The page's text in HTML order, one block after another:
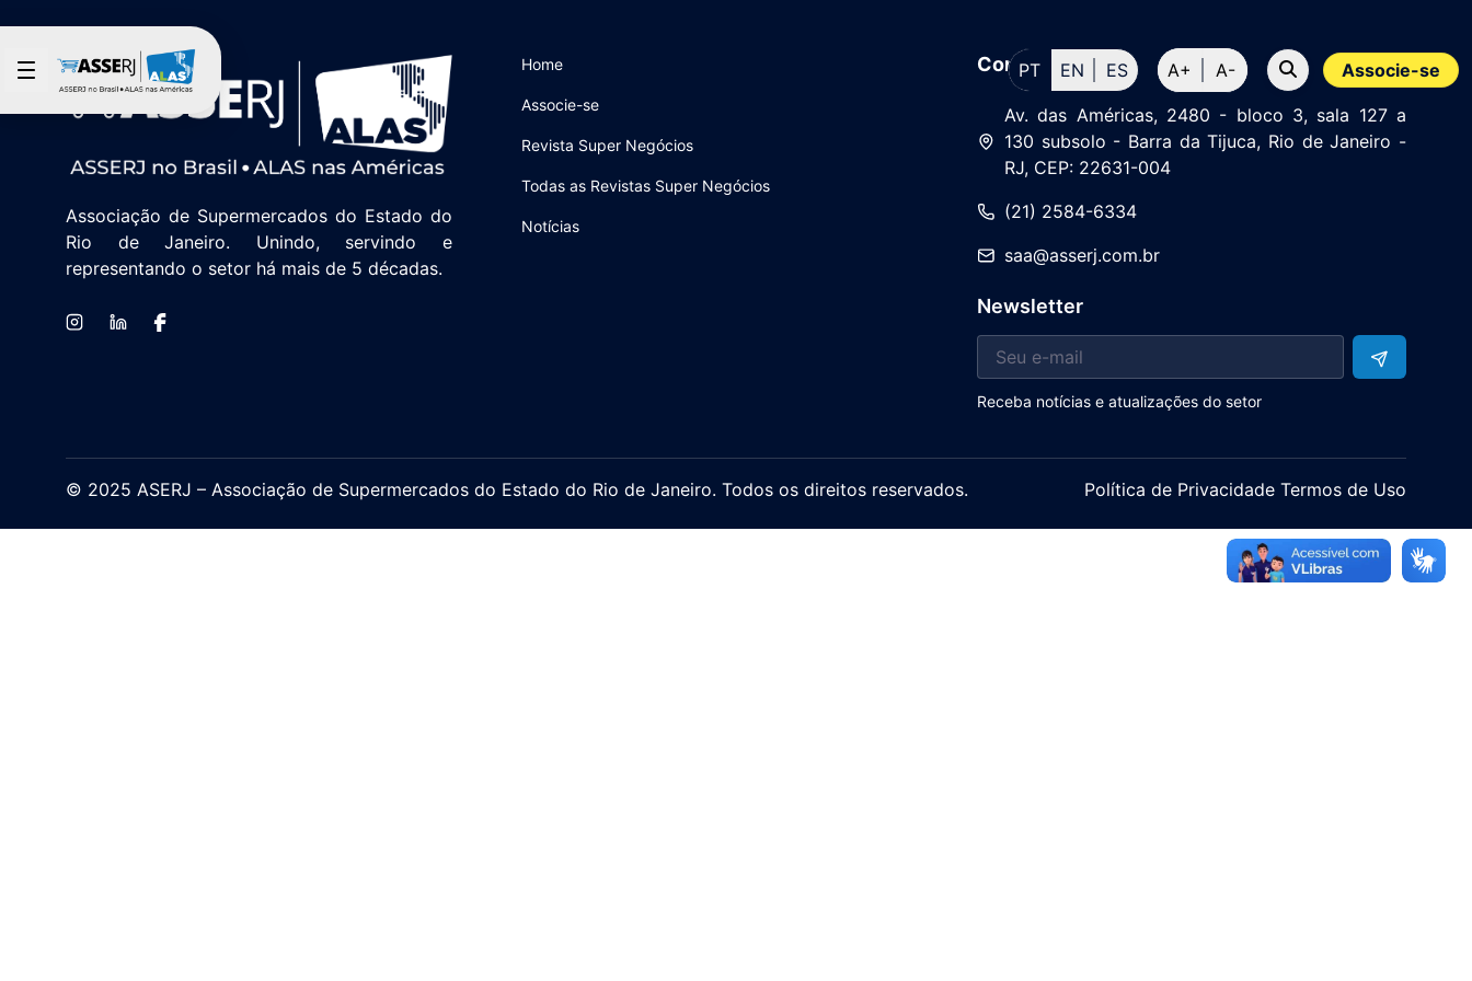
Pular para o Conteúdo principal
Associe-se
PT EN ES A+ A-
Associação de Supermercados do Estado do
Rio de Janeiro. Unindo, servindo e
representando o setor há mais de 5 décadas.
Home
Associe-se
Revista Super Negócios
Todas as Revistas Super Negócios
Notícias
Contato
Av. das Américas, 2480 - bloco 3, sala 127 a
130 subsolo - Barra da Tijuca, Rio de Janeiro -
RJ, CEP: 22631-004
(21) 2584-6334
saa@asserj.com.br
Newsletter
Receba notícias e atualizações do setor
© 2025 ASERJ – Associação de Supermercados do Estado do Rio de Janeiro. Todos os direitos reservados. Política de Privacidade Termos de Uso